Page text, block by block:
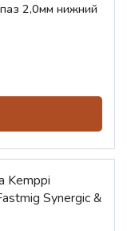
2,0мм нижний